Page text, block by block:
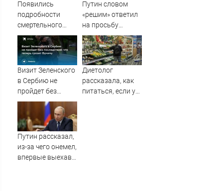
Появились
подробности
смертельного
ДТП с
мотоциклом в
Твери
Путин словом
«решим» ответил
на просьбу
о помощи
школьника
в Бурятии
Визит Зеленского
в Сербию не
пройдет без
последствий: что
теперь грозит
Вучичу
Диетолог
рассказала, как
питаться, если у
Путин рассказал,
из-за чего онемел,
впервые выехав